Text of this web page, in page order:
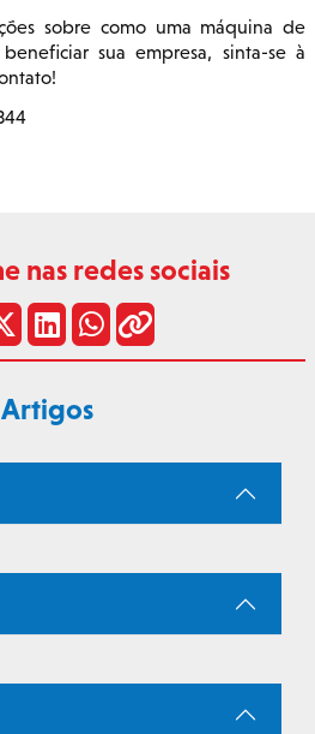
sobre como uma máquina de
sua empresa, sinta-se à
nas redes sociais
Artigos